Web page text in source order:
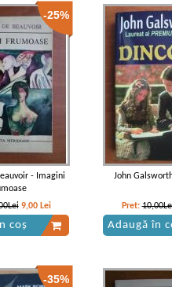
(volumul 1) Flaubert - Opere
-25%
- Imagini
9,00 Lei
coș
John
Pret:
Adaugă în
-35%